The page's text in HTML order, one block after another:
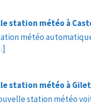
station météo à
météo
station météo à
station météo